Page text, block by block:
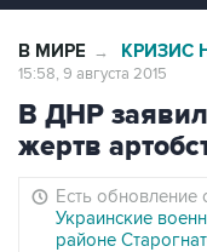
В МИРЕ → КРИЗИС
15:58, 9 августа 2015
В ДНР
жертв
Есть обновление
Украинские
районе